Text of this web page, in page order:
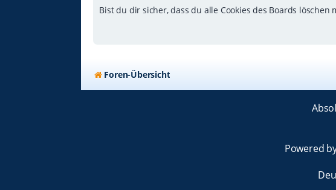
Bist du dir sicher, dass du alle Cookies des Boards löschen
Foren-Übersicht
Powered